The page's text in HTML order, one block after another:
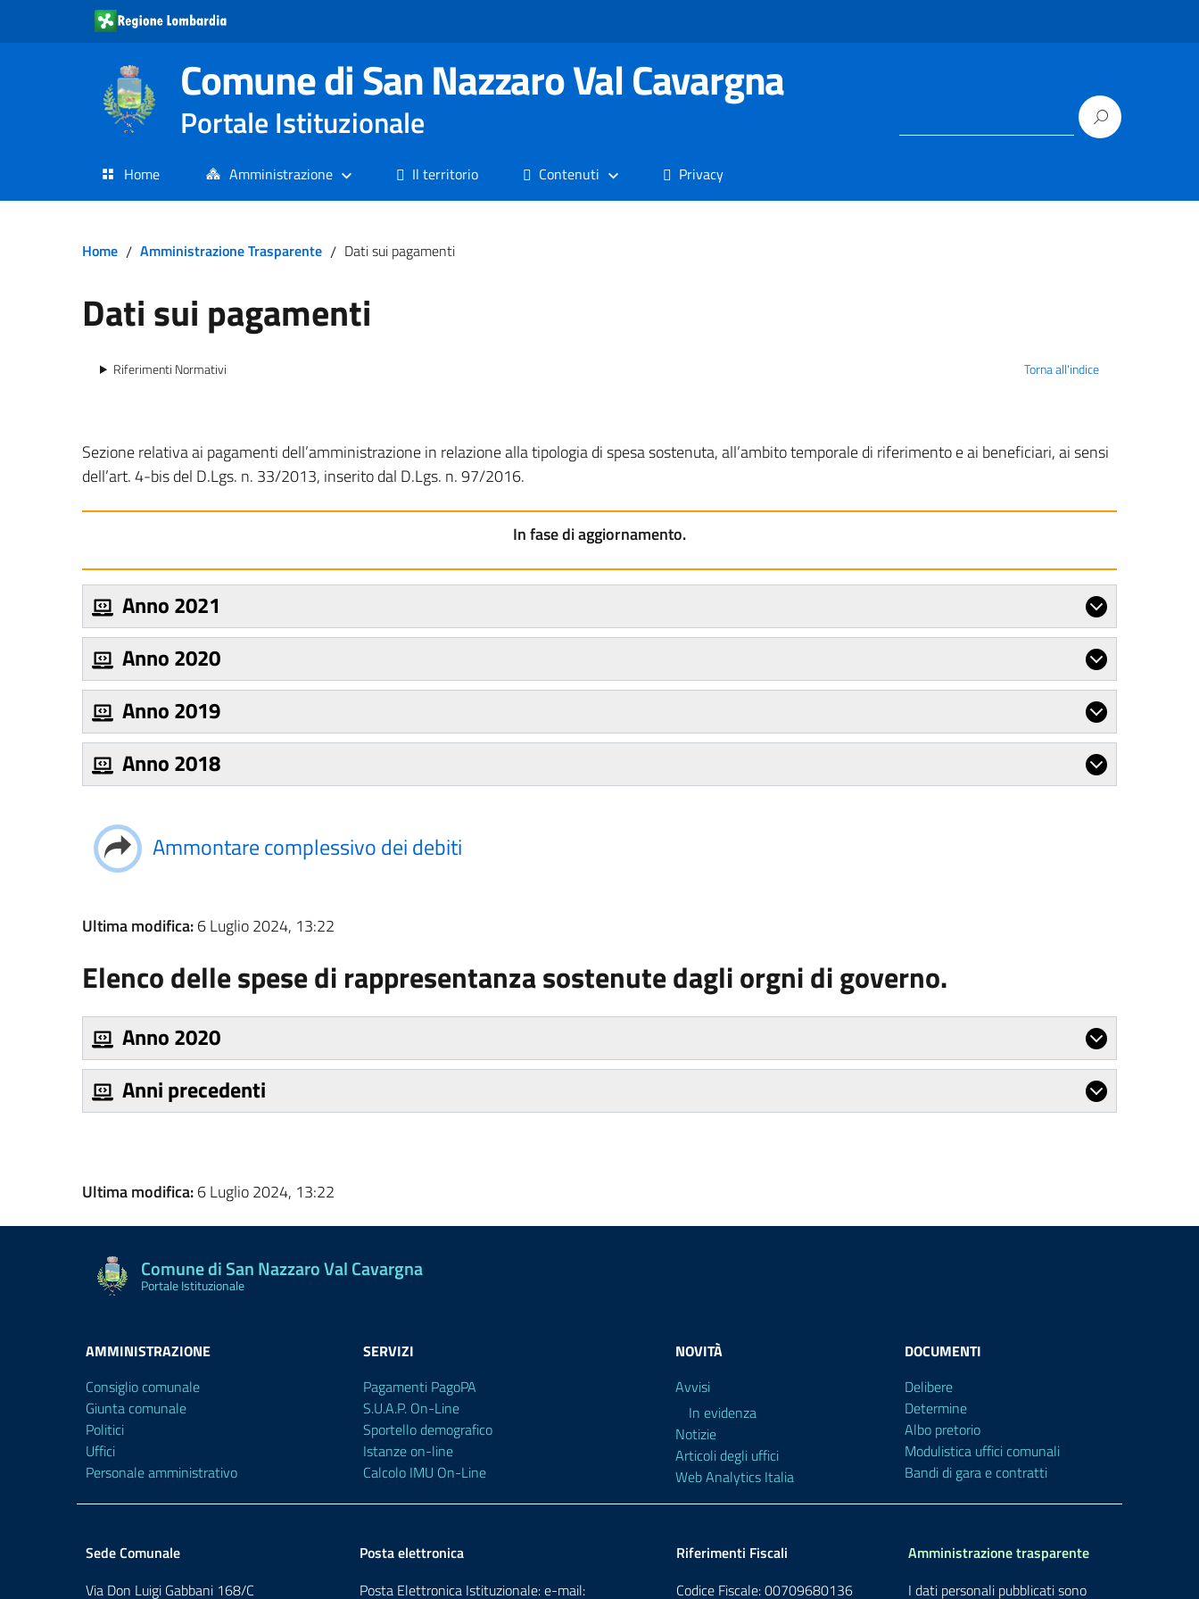
Comune di San Nazzaro Val Cavargna
Portale Istituzionale
Home Amministrazione Il territorio Contenuti Privacy
Home / Amministrazione Trasparente / Dati sui pagamenti
Dati sui pagamenti
Torna all'indice
Riferimenti Normativi
Sezione relativa ai pagamenti dell’amministrazione in relazione alla tipologia di spesa sostenuta, all’ambito temporale di riferimento e ai beneficiari, ai sensi
dell’art. 4-bis del D.Lgs. n. 33/2013, inserito dal D.Lgs. n. 97/2016.
In fase di aggiornamento.
Anno 2021
Anno 2020
Anno 2019
Anno 2018
Ammontare complessivo dei debiti
Ultima modifica:6 Luglio 2024, 13:22
Elenco delle spese di rappresentanza sostenute dagli orgni di governo.
Anno 2020
Anni precedenti
Ultima modifica:6 Luglio 2024, 13:22
Comune di San Nazzaro Val Cavargna
Portale Istituzionale
AMMINISTRAZIONE
Consiglio comunale
Giunta comunale
Politici
Uffici
Personale amministrativo
SERVIZI
Pagamenti PagoPA
S.U.A.P. On-Line
Sportello demografico
Istanze on-line
Calcolo IMU On-Line
NOVITÀ
Avvisi
In evidenza
Notizie
Articoli degli uffici
Web Analytics Italia
DOCUMENTI
Delibere
Determine
Albo pretorio
Modulistica uffici comunali
Bandi di gara e contratti
Sede Comunale
Via Don Luigi Gabbani 168/C
Posta elettronica
Posta Elettronica Istituzionale: e-mail:
Riferimenti Fiscali
Codice Fiscale: 00709680136
Amministrazione trasparente
I dati personali pubblicati sono